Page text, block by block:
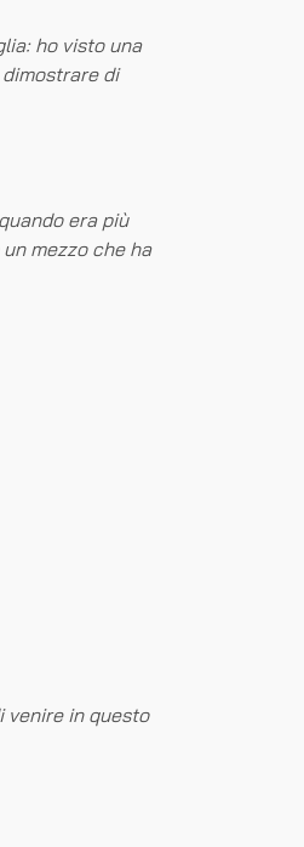
ho visto una
di
era più
mezzo che ha
venire in questo